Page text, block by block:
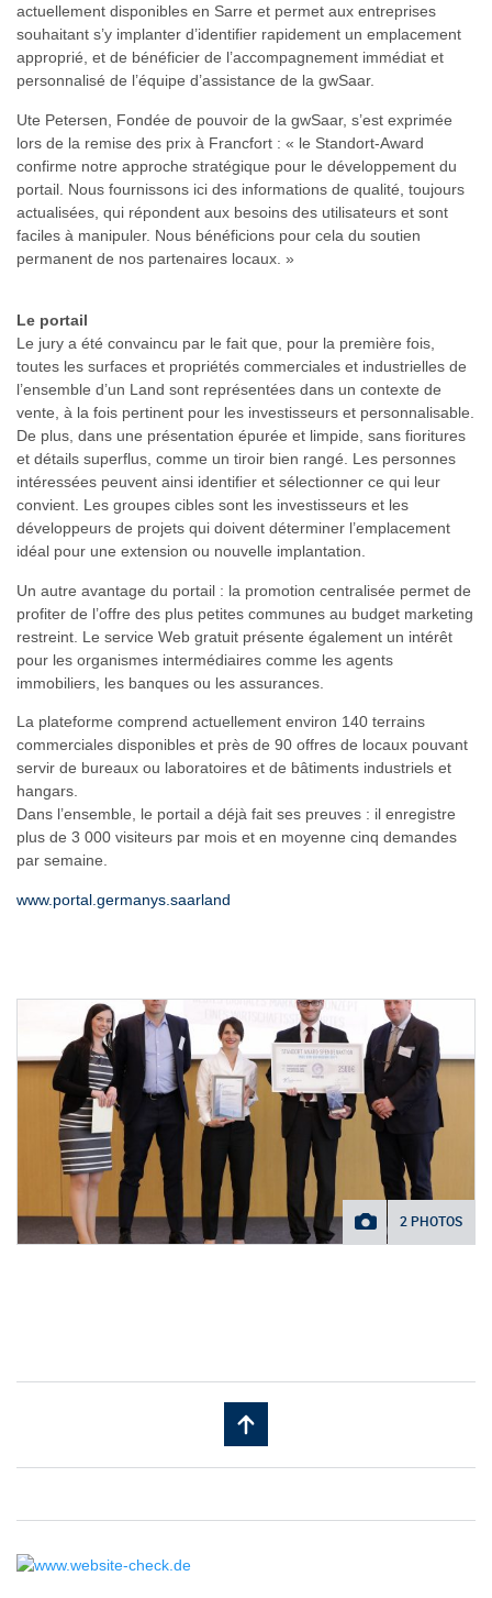
actuellement disponibles en Sarre et permet aux entreprises
souhaitant s’y implanter d’identifier rapidement un emplacement
approprié, et de bénéficier de l’accompagnement immédiat et
personnalisé de l’équipe d’assistance de la gwSaar.
Ute Petersen, Fondée de pouvoir de la gwSaar, s’est exprimée
lors de la remise des prix à Francfort : « le Standort-Award
confirme notre approche stratégique pour le développement du
portail. Nous fournissons ici des informations de qualité, toujours
actualisées, qui répondent aux besoins des utilisateurs et sont
faciles à manipuler. Nous bénéficions pour cela du soutien
permanent de nos partenaires locaux. »
Le portail
Le jury a été convaincu par le fait que, pour la première fois,
toutes les surfaces et propriétés commerciales et industrielles de
l’ensemble d’un Land sont représentées dans un contexte de
vente, à la fois pertinent pour les investisseurs et personnalisable.
De plus, dans une présentation épurée et limpide, sans fioritures
et détails superflus, comme un tiroir bien rangé. Les personnes
intéressées peuvent ainsi identifier et sélectionner ce qui leur
convient. Les groupes cibles sont les investisseurs et les
développeurs de projets qui doivent déterminer l’emplacement
idéal pour une extension ou nouvelle implantation.
Un autre avantage du portail : la promotion centralisée permet de
profiter de l’offre des plus petites communes au budget marketing
restreint. Le service Web gratuit présente également un intérêt
pour les organismes intermédiaires comme les agents
immobiliers, les banques ou les assurances.
La plateforme comprend actuellement environ 140 terrains
commerciales disponibles et près de 90 offres de locaux pouvant
servir de bureaux ou laboratoires et de bâtiments industriels et
hangars.
Dans l’ensemble, le portail a déjà fait ses preuves : il enregistre
plus de 3 000 visiteurs par mois et en moyenne cinq demandes
par semaine.
www.portal.germanys.saarland
2 PHOTOS